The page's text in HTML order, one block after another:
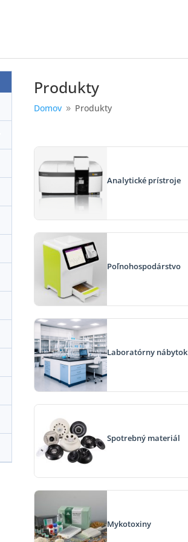
Produkty
Domov 9 Produkty
Analytické prístroje
Poľnohospodárstvo
Laboratórny nábytok
Spotrebný materiál
Mykotoxiny